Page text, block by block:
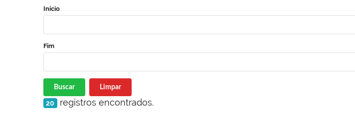
Início
Fim
Buscar Limpar
20 registros encontrados.